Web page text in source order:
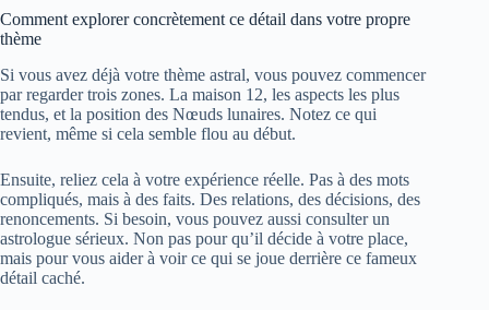
Comment explorer concrètement ce détail dans votre propre
thème
Si vous avez déjà votre thème astral, vous pouvez commencer
par regarder trois zones. La maison 12, les aspects les plus
tendus, et la position des Nœuds lunaires. Notez ce qui
revient, même si cela semble flou au début.
Ensuite, reliez cela à votre expérience réelle. Pas à des mots
compliqués, mais à des faits. Des relations, des décisions, des
renoncements. Si besoin, vous pouvez aussi consulter un
astrologue sérieux. Non pas pour qu’il décide à votre place,
mais pour vous aider à voir ce qui se joue derrière ce fameux
détail caché.